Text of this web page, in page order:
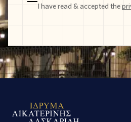
I have read & accepted the